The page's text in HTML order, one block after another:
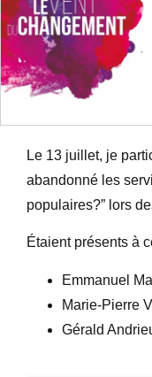
Le 13 juillet, je
abandonné les
populaires?” lors
Étaient présents à
Emmanuel
Marie-Pierre
Gérald